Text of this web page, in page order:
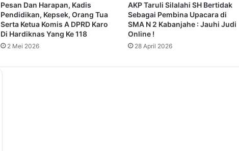
Pesan Dan Harapan, Kadis
Pendidikan, Kepsek, Orang Tua
Serta Ketua Komis A DPRD Karo
Di Hardiknas Yang Ke 118
2 Mei 2026
AKP Taruli Silalahi SH Bertidak
Sebagai Pembina Upacara di
SMA N 2 Kabanjahe : Jauhi Judi
Online !
28 April 2026